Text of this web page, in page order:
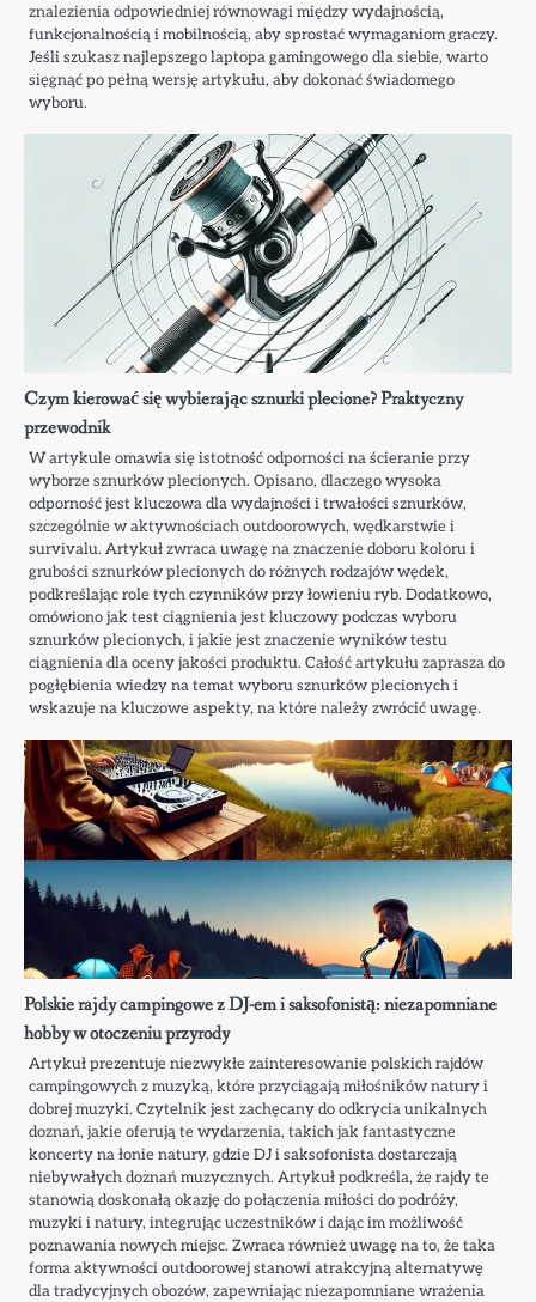
znalezienia odpowiedniej równowagi między wydajnością,
funkcjonalnością i mobilnością, aby sprostać wymaganiom graczy.
Jeśli szukasz najlepszego laptopa gamingowego dla siebie, warto
sięgnąć po pełną wersję artykułu, aby dokonać świadomego
wyboru.
Czym kierować się wybierając sznurki plecione? Praktyczny
przewodnik
W artykule omawia się istotność odporności na ścieranie przy
wyborze sznurków plecionych. Opisano, dlaczego wysoka
odporność jest kluczowa dla wydajności i trwałości sznurków,
szczególnie w aktywnościach outdoorowych, wędkarstwie i
survivalu. Artykuł zwraca uwagę na znaczenie doboru koloru i
grubości sznurków plecionych do różnych rodzajów wędek,
podkreślając role tych czynników przy łowieniu ryb. Dodatkowo,
omówiono jak test ciągnienia jest kluczowy podczas wyboru
sznurków plecionych, i jakie jest znaczenie wyników testu
ciągnienia dla oceny jakości produktu. Całość artykułu zaprasza do
pogłębienia wiedzy na temat wyboru sznurków plecionych i
wskazuje na kluczowe aspekty, na które należy zwrócić uwagę.
Polskie rajdy campingowe z DJ-em i saksofonistą: niezapomniane
hobby w otoczeniu przyrody
Artykuł prezentuje niezwykłe zainteresowanie polskich rajdów
campingowych z muzyką, które przyciągają miłośników natury i
dobrej muzyki. Czytelnik jest zachęcany do odkrycia unikalnych
doznań, jakie oferują te wydarzenia, takich jak fantastyczne
koncerty na łonie natury, gdzie DJ i saksofonista dostarczają
niebywałych doznań muzycznych. Artykuł podkreśla, że rajdy te
stanowią doskonałą okazję do połączenia miłości do podróży,
muzyki i natury, integrując uczestników i dając im możliwość
poznawania nowych miejsc. Zwraca również uwagę na to, że taka
forma aktywności outdoorowej stanowi atrakcyjną alternatywę
dla tradycyjnych obozów, zapewniając niezapomniane wrażenia